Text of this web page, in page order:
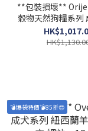
**包裝損壞**
穀物天然狗糧系列
魚配方．EXP:28/
💣爆袋特價💣85折😍